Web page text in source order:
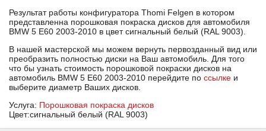
Результат работы конфигуратора Thomi Felgen в котором
представленна порошковая покраска дисков для автомобиля
BMW 5 E60 2003-2010 в цвет сигнальный белый (RAL 9003).
В нашей мастерской мы можем вернуть первозданный вид или
преобразить полностью диски на Ваш автомобиль. Для того
что бы узнать стоимость порошковой покраски дисков на
автомобиль BMW 5 E60 2003-2010 перейдите по ссылке и
выберите диаметр Ваших дисков.
Услуга: Порошковая покраска дисков
Цвет:сигнальный белый (RAL 9003)